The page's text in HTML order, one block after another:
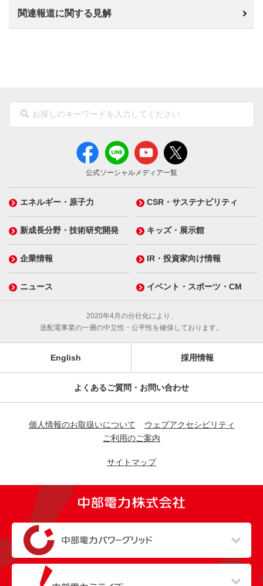
関連報道に関する見解
公式ソーシャルメディア一覧
エネルギー・原子力 CSR・サステナビリティ
新成長分野・技術研究開発 キッズ・展示館
企業情報 IR・投資家向け情報
ニュース イベント・スポーツ・CM
2020年4月の分社化により、
送配電事業の一層の中立性・公平性を確保しております。
English 採用情報
よくあるご質問・お問い合わせ
個人情報のお取扱いについて
ウェブアクセシビリティ
ご利用のご案内
サイトマップ
（新しいウィンドウを開きます）